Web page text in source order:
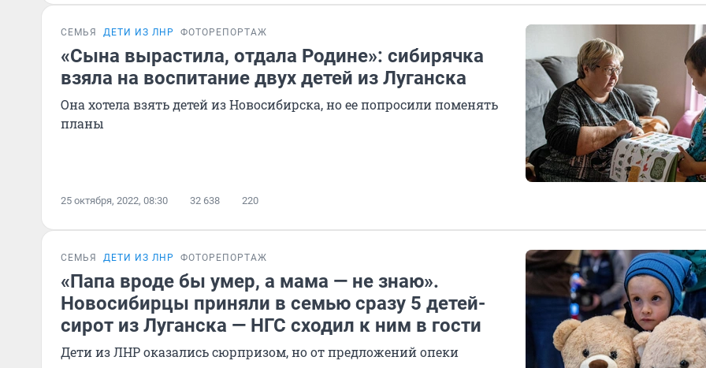
СЕМЬЯ ДЕТИ ИЗ ЛНР ФОТОРЕПОРТАЖ
«Сына вырастила, отдала Родине»: сибирячка
взяла на воспитание двух детей из Луганска
Она хотела взять детей из Новосибирска, но ее попросили поменять
планы
25 октября, 2022, 08:30 32 638 220
СЕМЬЯ ДЕТИ ИЗ ЛНР ФОТОРЕПОРТАЖ
«Папа вроде бы умер, а мама — не знаю».
Новосибирцы приняли в семью сразу 5 детей-
сирот из Луганска — НГС сходил к ним в гости
Дети из ЛНР оказались сюрпризом, но от предложений опеки